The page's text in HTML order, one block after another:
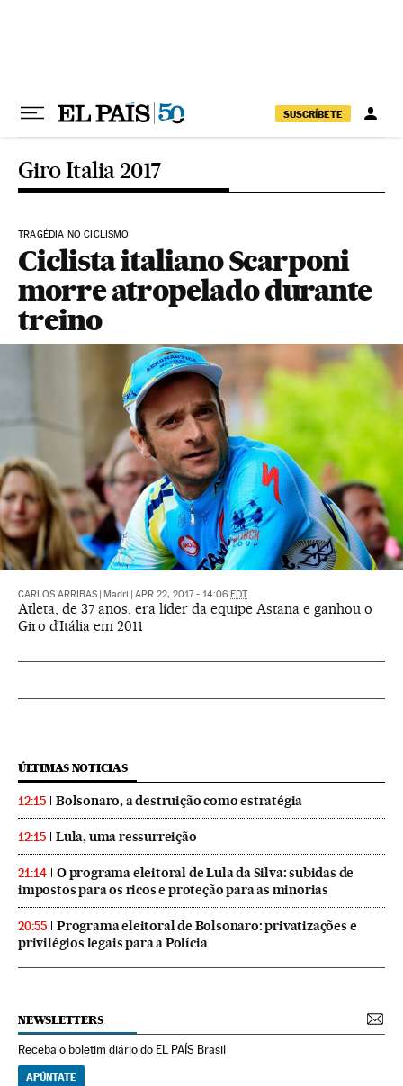
SUSCRÍBETE
Giro Italia 2017
TRAGÉDIA NO CICLISMO
Ciclista italiano Scarponi
morre atropelado durante
treino
CARLOS ARRIBAS Madri APR 22, 2017 - 14:06 EDT
Atleta, de 37 anos, era líder da equipe Astana e ganhou o
Giro d’Itália em 2011
ÚLTIMAS NOTICIAS
12:15 Bolsonaro, a destruição como estratégia
12:15 Lula, uma ressurreição
21:14
O programa eleitoral de Lula da Silva: subidas de
impostos para os ricos e proteção para as minorias
20:55
Programa eleitoral de Bolsonaro: privatizações e
privilégios legais para a Polícia
NEWSLETTERS
Receba o boletim diário do EL PAÍS Brasil
APÚNTATE